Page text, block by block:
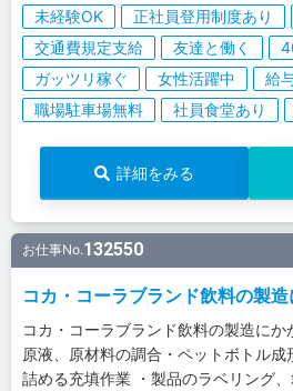
未経験OK
正社員登用制度あり
交通費規定支給
友達と働く
ガッツリ稼ぐ
女性活躍中
給
職場駐車場無料
社員食堂あり
詳細をみる
お仕事No.132550
コカ・コーラブランド飲料の製
コカ・コーラブランド飲料の製造に
原液、原材料の調合・ペットボトル
詰める充填作業 ・製品のラベリング